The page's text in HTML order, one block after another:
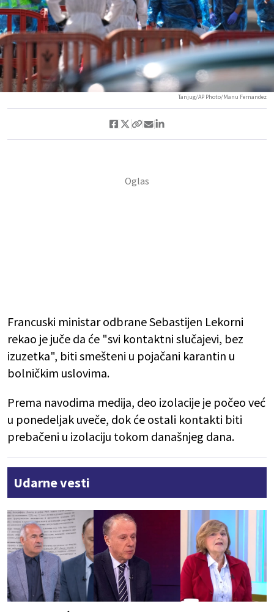
Tanjug/AP Photo/Manu Fernandez
Francuski ministar odbrane Sebastijen Lekorni
rekao je juče da će "svi kontaktni slučajevi, bez
izuzetka", biti smešteni u pojačani karantin u
bolničkim uslovima.
Prema navodima medija, deo izolacije je počeo već
u ponedeljak uveče, dok će ostali kontakti biti
prebačeni u izolaciju tokom današnjeg dana.
Udarne vesti